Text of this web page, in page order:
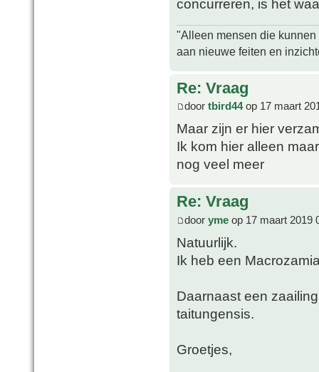
concurreren, is het
"Alleen mensen die
aan nieuwe feiten en
Re: Vraag
door tbird44op 17 maart
Maar zijn er hier
Ik kom hier alleen
nog veel meer
Re: Vraag
door yme op 17 maart 2019
Natuurlijk.
Ik heb een
Daarnaast een
taitungensis.
Groetjes,